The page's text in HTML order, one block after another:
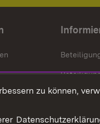
zu können,